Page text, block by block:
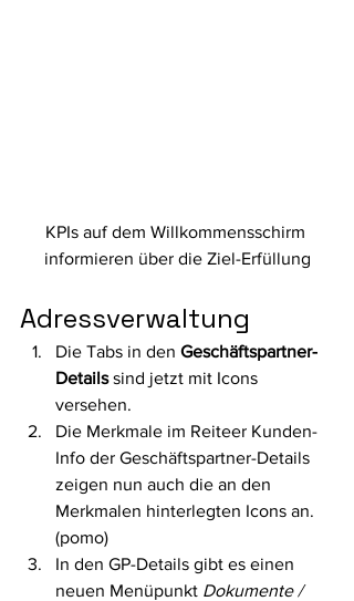
KPIs auf dem Willkommensschirm
informieren über die Ziel-Erfüllung
Adressverwaltung
Die Tabs in den Geschäftspartner-
Details sind jetzt mit Icons
versehen.
Die Merkmale im Reiteer Kunden-
Info der Geschäftspartner-Details
zeigen nun auch die an den
Merkmalen hinterlegten Icons an.
(pomo)
In den GP-Details gibt es einen
neuen Menüpunkt Dokumente /